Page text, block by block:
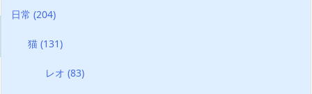
日常 (204)
猫(131)
レオ (83)